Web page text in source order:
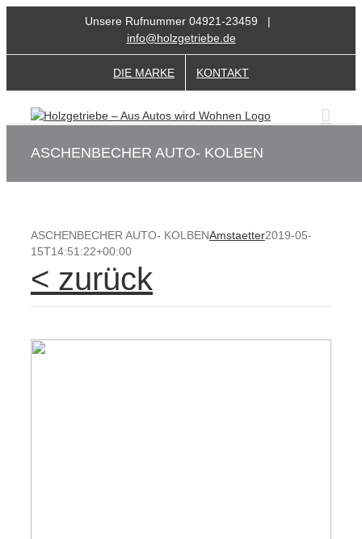
Unsere Rufnummer 04921-23459 |
info@holzgetriebe.de
DIE MARKE KONTAKT
ASCHENBECHER AUTO- KOLBEN
ASCHENBECHER AUTO- KOLBENAmstaetter2019-05-
15T14:51:22+00:00
< zurück